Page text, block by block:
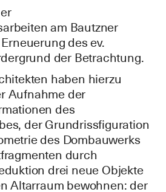
am Bautzner
des ev.
der Betrachtung.
haben hierzu
Aufnahme der
des
der Grundrissfiguration
des Dombauwerks
durch
drei neue Objekte
Altarraum bewohnen: der